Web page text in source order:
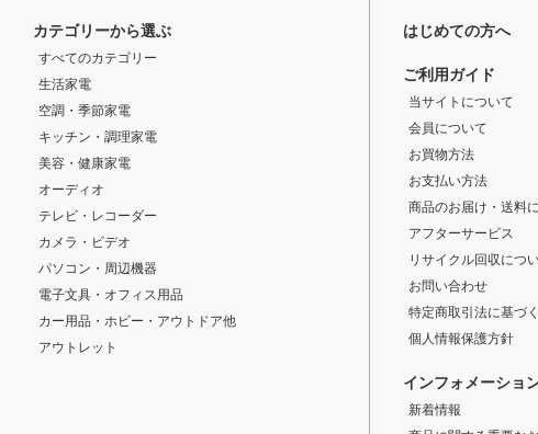
カテゴリーから選ぶ
すべてのカテゴリー
生活家電
空調・季節家電
キッチン・調理家電
美容・健康家電
オーディオ
テレビ・レコーダー
カメラ・ビデオ
パソコン・周辺機器
電子文具・オフィス用品
カー用品・ホビー・アウトドア他
アウトレット
はじめての方へ
ご利用ガイド
当サイトについて
会員について
お買物方法
お支払い方法
商品のお届け・送料
アフターサービス
リサイクル回収につ
お問い合わせ
特定商取引法に基づ
個人情報保護方針
インフォメーショ
新着情報